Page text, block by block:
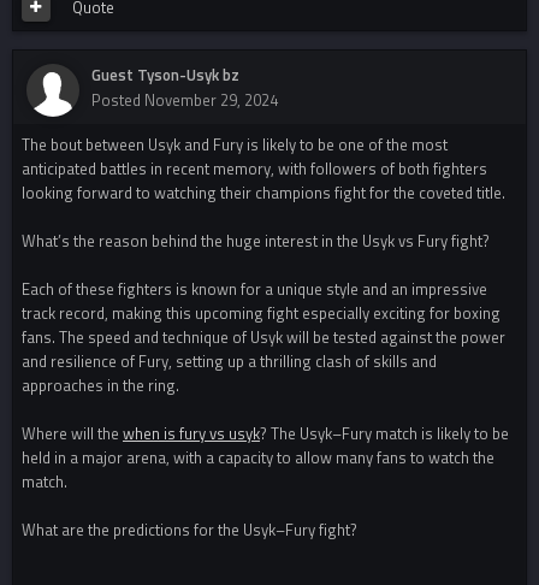
Quote
Guest Tyson-Usyk bz
Posted November 29, 2024
The bout between Usyk and Fury is likely to be one of the most
anticipated battles in recent memory, with followers of both fighters
looking forward to watching their champions fight for the coveted title.
What’s the reason behind the huge interest in the Usyk vs Fury fight?
Each of these fighters is known for a unique style and an impressive
track record, making this upcoming fight especially exciting for boxing
fans. The speed and technique of Usyk will be tested against the power
and resilience of Fury, setting up a thrilling clash of skills and
approaches in the ring.
Where will the when is fury vs usyk? The Usyk–Fury match is likely to be
held in a major arena, with a capacity to allow many fans to watch the
match.
What are the predictions for the Usyk–Fury fight?